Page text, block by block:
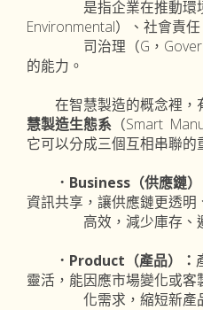
是指企業在推動環境
Environmental）、社會責
司治理（G，
的能力。
在智慧製造的概念裡，
慧製造生態系 （Smart
它可以分成三個互相串聯的
．Business（供應鏈）
資訊共享，讓供應鏈更透明
高效，減少庫存、避
．Product（產品）：
靈活，能因應市場變化或客
化需求，縮短新產品